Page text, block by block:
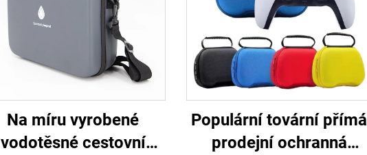
Na míru vyrobené
vodotěsné cestovní
Populární tovární přímá
prodejní ochranná